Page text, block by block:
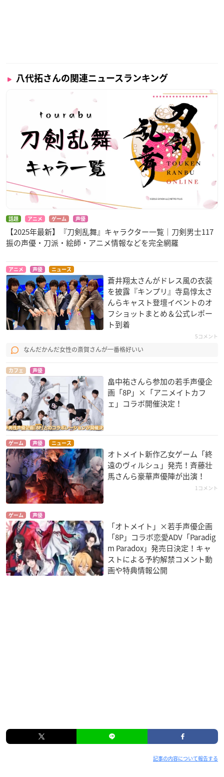
八代拓さんの関連ニュースランキング
話題 アニメ ゲーム 声優
【2025年最新】『刀剣乱舞』キャラクター一覧｜刀剣男士117
振の声優・刀派・絵師・アニメ情報などを完全網羅
アニメ 声優 ニュース
蒼井翔太さんがドレス風の衣装
を披露『キンプリ』寺島惇太さ
んらキャスト登壇イベントのオ
フショットまとめ＆公式レポー
ト到着
5コメント
なんだかんだ女性の斎賀さんが一番格好いい
カフェ 声優
畠中祐さんら参加の若手声優企
画「8P」×「アニメイトカフ
ェ」コラボ開催決定！
ゲーム 声優 ニュース
オトメイト新作乙女ゲーム「終
遠のヴィルシュ」発売！斉藤壮
馬さんら豪華声優陣が出演！
1コメント
ゲーム 声優
「オトメイト」×若手声優企画
「8P」コラボ恋愛ADV「Paradig
m Paradox」発売日決定！キャ
ストによる予約解禁コメント動
画や特典情報公開
記事の内容について報告する